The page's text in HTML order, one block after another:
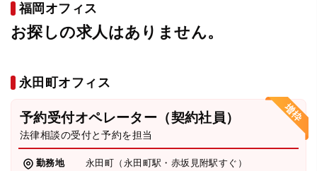
福岡オフィス
お探しの求人はありません。
永田町オフィス
予約受付オペレーター（契約社員）
法律相談の受付と予約を担当
勤務地
永田町（永田町駅・赤坂見附駅すぐ）